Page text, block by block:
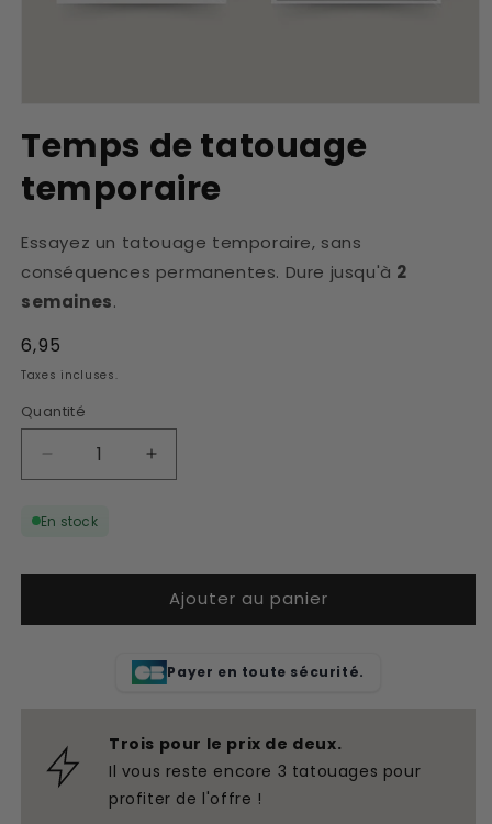
média
dans
une
Temps de tatouage
temporaire
Essayez un tatouage temporaire, sans
conséquences permanentes. Dure jusqu'à 2
semaines.
Prix
habituel
6,95
Taxes incluses.
Quantité
Réduire
la
de
de
temporaire
Augmenter
la
de
tatouage
temporaire
En stock
Ajouter au panier
Payer en toute sécurité.
Trois pour le prix de deux.
Il vous reste encore 3 tatouages pour
profiter de l'offre !